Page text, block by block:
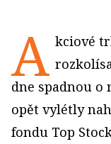
A kciové
dne spadnou o
opět vylétly
fondu Top